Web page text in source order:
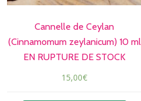
Cannelle de Ceylan
(Cinnamomum zeylanicum) 10 ml
EN RUPTURE DE STOCK
15,00€